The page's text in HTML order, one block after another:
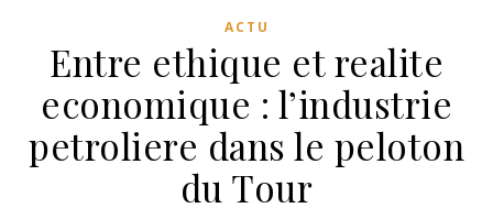
ACTU
Entre ethique et realite
economique : l’industrie
petroliere dans le peloton
du Tour